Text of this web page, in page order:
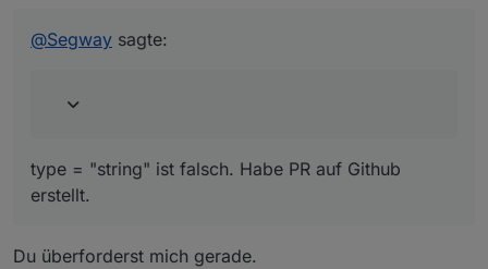
type = "string" ist falsch. Habe PR auf Github erstellt.
@Segway sagte:
type = "string" ist falsch. Habe PR auf Github
erstellt.
Du überforderst mich gerade.